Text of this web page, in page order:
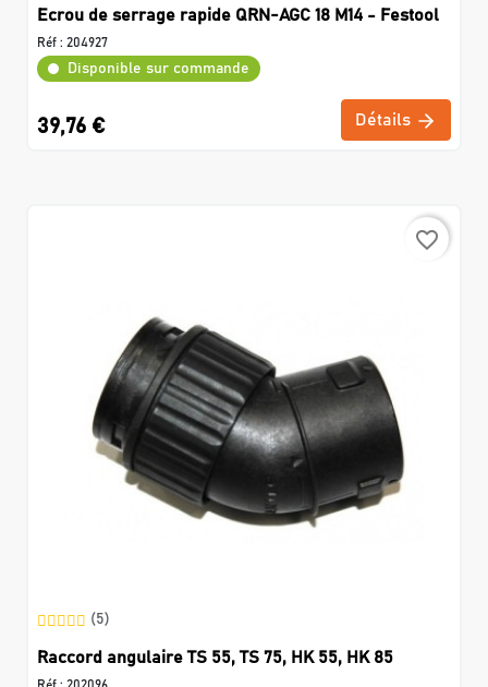
Ecrou de serrage rapide QRN-AGC 18 M14 - Festool
Réf : 204927
Disponible sur commande
39,76 € Détails
favorite_border
(5)
Raccord angulaire TS 55, TS 75, HK 55, HK 85